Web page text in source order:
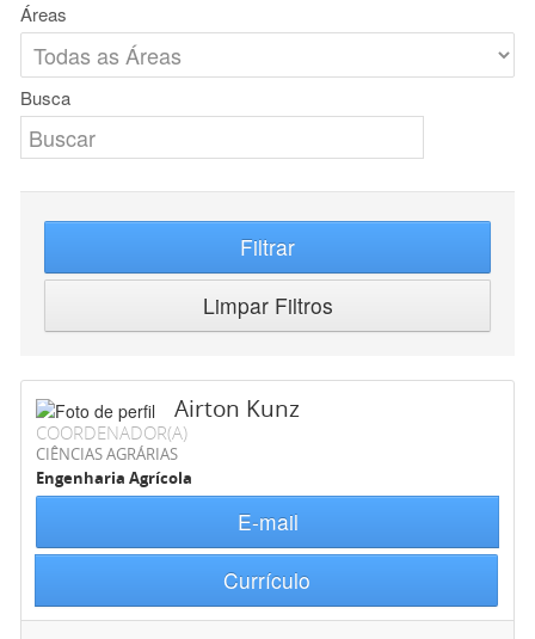
Áreas
Busca
Filtrar
Limpar Filtros
Airton Kunz
COORDENADOR(A)
CIÊNCIAS AGRÁRIAS
Engenharia Agrícola
E-mail
Currículo